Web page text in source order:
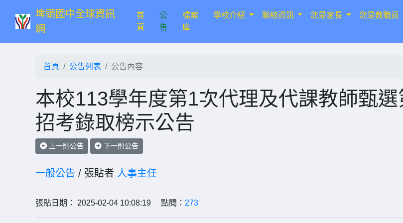
埤頭國中全球資訊
網
首
頁(current)
公
告
檔案
庫
學校介紹 聯絡資訊 您是家長 您是教職員
首頁 公告列表 公告內容
本校113學年度第1次代理及代課教師甄選
招考錄取榜示公告
上一則公告 下一則公告
一般公告 / 張貼者 人事主任
張貼日期： 2025-02-04 10:08:19 點閱： 273